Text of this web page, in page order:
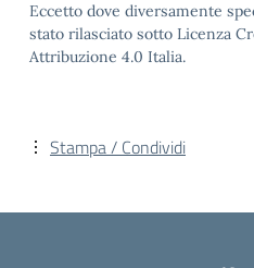
Eccetto dove diversamente
stato rilasciato sotto Licenza
Attribuzione 4.0 Italia.
Stampa / Condividi